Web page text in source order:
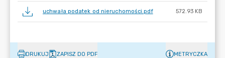
uchwała podatek od nieruchomości.pdf 572.93 KB
DRUKUJ ZAPISZ DO PDF METRYCZKA